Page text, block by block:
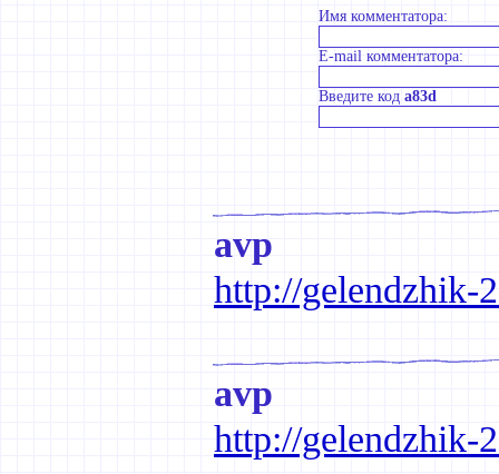
Имя комментатора:
E-mail комментатора:
Введите код a83d
avp
http://gelendzhik-
avp
http://gelendzhik-